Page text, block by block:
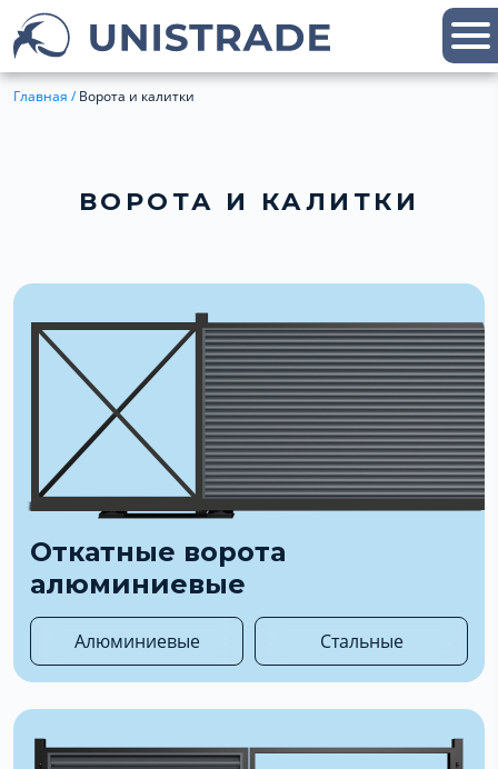
Главная /Ворота и калитки
ВОРОТА И КАЛИТКИ
Откатные ворота
алюминиевые
Алюминиевые Стальные